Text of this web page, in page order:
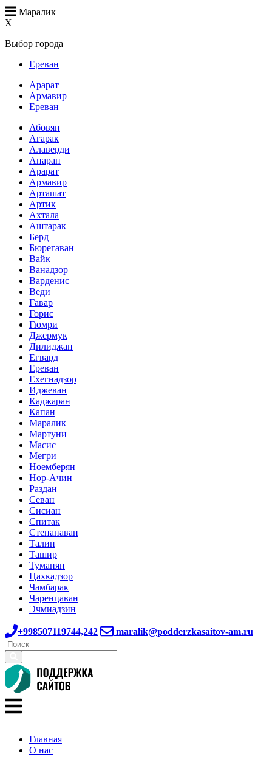
Маралик
X
Выбор города
Ереван
Арарат
Армавир
Ереван
Абовян
Агарак
Алаверди
Апаран
Арарат
Армавир
Арташат
Артик
Ахтала
Аштарак
Берд
Бюрегаван
Вайк
Ванадзор
Варденис
Веди
Гавар
Горис
Гюмри
Джермук
Дилиджан
Егвард
Ереван
Ехегнадзор
Иджеван
Каджаран
Капан
Маралик
Мартуни
Масис
Мегри
Ноемберян
Нор-Ачин
Раздан
Севан
Сисиан
Спитак
Степанаван
Талин
Ташир
Туманян
Цахкадзор
Чамбарак
Чаренцаван
Эчмиадзин
+998507119744,242 maralik@podderzkasaitov-am.ru
Главная
О нас